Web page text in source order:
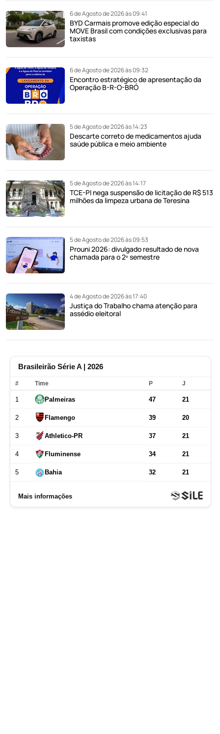
6 de Agosto de 2026 às 09:41
BYD Carmais promove edição especial do
MOVE Brasil com condições exclusivas para
taxistas
6 de Agosto de 2026 às 09:32
Encontro estratégico de apresentação da
Operação B-R-O-BRÓ
5 de Agosto de 2026 às 14:23
Descarte correto de medicamentos ajuda
saúde pública e meio ambiente
5 de Agosto de 2026 às 14:17
TCE-PI nega suspensão de licitação de R$ 513
milhões da limpeza urbana de Teresina
5 de Agosto de 2026 às 09:53
Prouni 2026: divulgado resultado de nova
chamada para o 2º semestre
4 de Agosto de 2026 às 17:40
Justiça do Trabalho chama atenção para
assédio eleitoral